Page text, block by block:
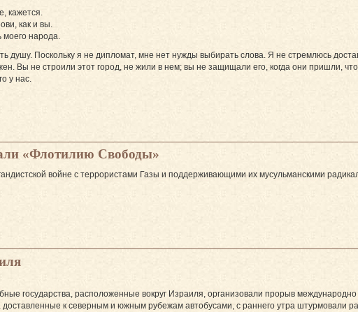
кажется.
как и вы.
моего народа.
душу. Поскольку я не дипломат, мне нет нужды выбирать слова. Я не стремлюсь
Вы не строили этот город, не жили в нем; вы не защищали его, когда они пришли,
у нас.
«Флотилию Свободы»
войне с террористами Газы и поддерживающими их мусульманскими
государства, расположенные вокруг Израиля, организовали прорыв
к северным и южным рубежам автобусами, с раннего утра штурмовали